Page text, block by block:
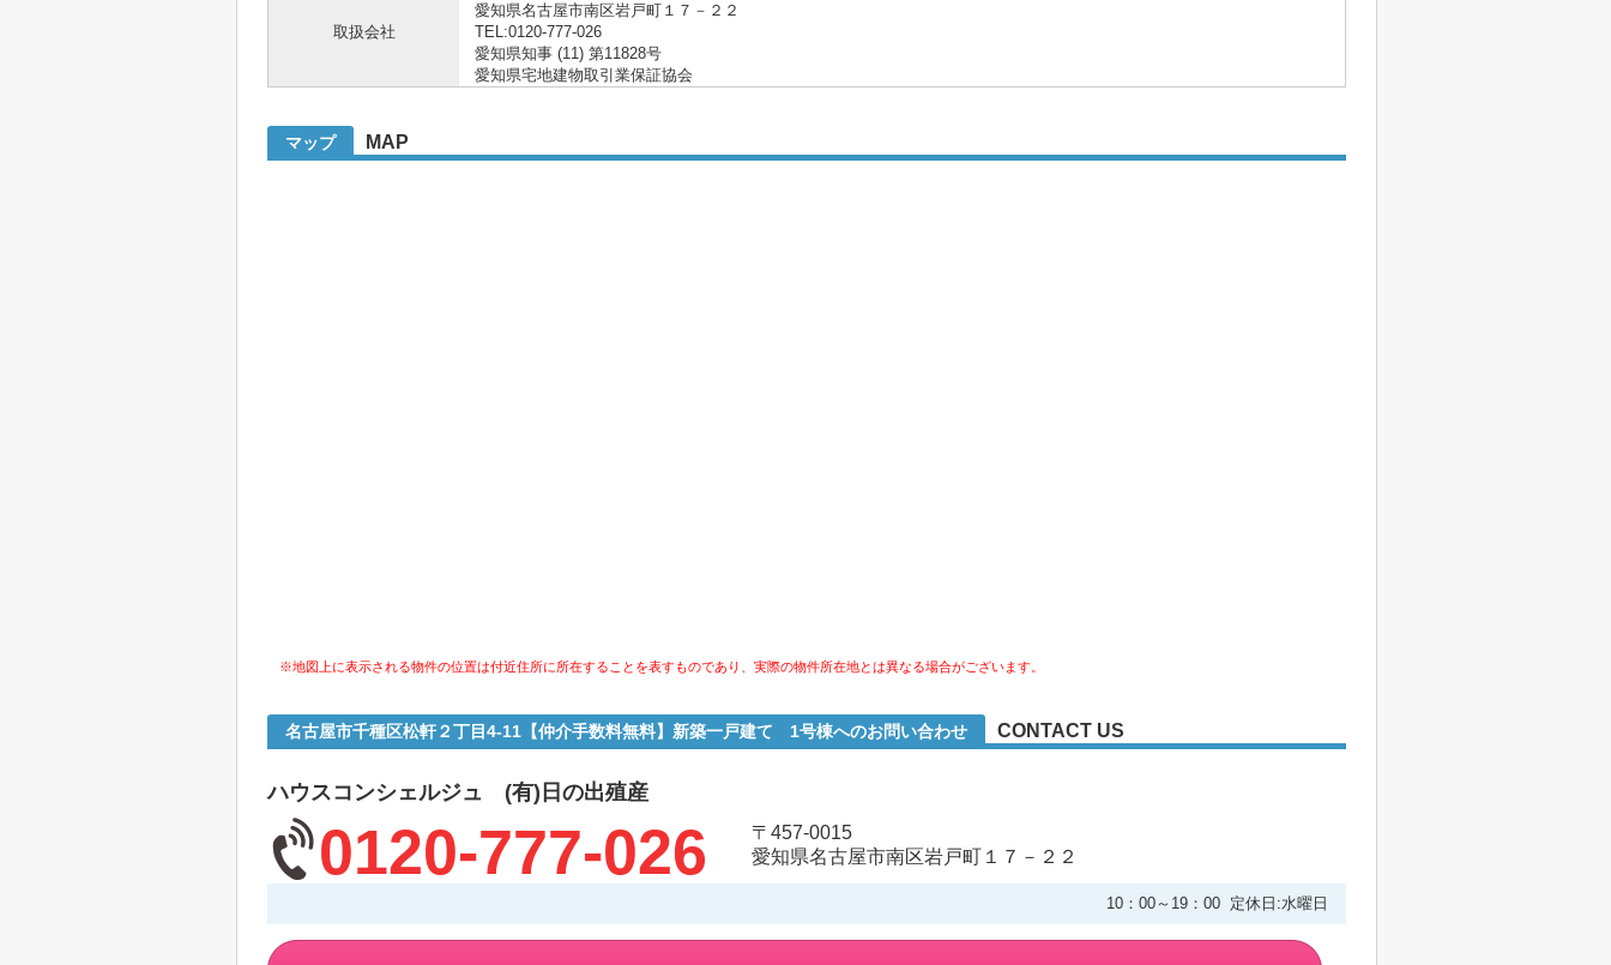
取扱会社
愛知県名古屋市南区岩戸町１７－２２
TEL:0120-777-026
愛知県知事 (11) 第11828号
愛知県宅地建物取引業保証協会
マップ MAP
※地図上に表示される物件の位置は付近住所に所在することを表すものであり、実際の物件所在地とは異なる場合がございます。
名古屋市千種区松軒２丁目4-11【仲介手数料無料】新築一戸建て 1号棟へのお問い合わせ CONTACT US
ハウスコンシェルジュ (有)日の出殖産
0120-777-026
〒457-0015
愛知県名古屋市南区岩戸町１７－２２
10：00～19：00 定休日:水曜日